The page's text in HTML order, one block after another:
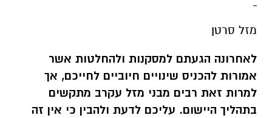
מזל סרטן
לאחרונה הגעתם למסקנות ולהחלטות אשר
אמורות להכניס שינויים חיוביים לחייכם, אך
למרות זאת רבים מבני מזל עקרב מתקשים
בתהליך היישום. עליכם לדעת ולהבין כי אין זה